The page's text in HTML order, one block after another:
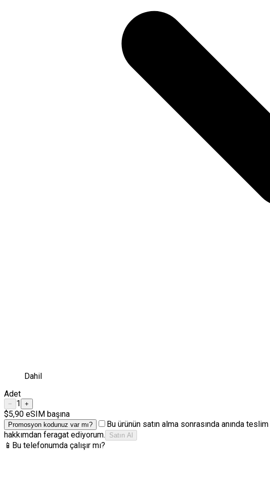
Dahil
Adet
− 1 +
$5,90 eSIM başına
Promosyon kodunuz var mı?
Bu ürünün satın alma sonrasında anında
hakkımdan feragat ediyorum.
Satın Al
📱 Bu telefonumda çalışır mı?